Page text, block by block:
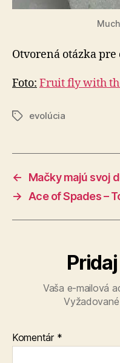
Otvorená otázka
Foto: Fruit fly with
Značkyevolúcia
←
Mačky majú svoj
→
Ace of Spades –
Vaša e-mailová
Komentár *